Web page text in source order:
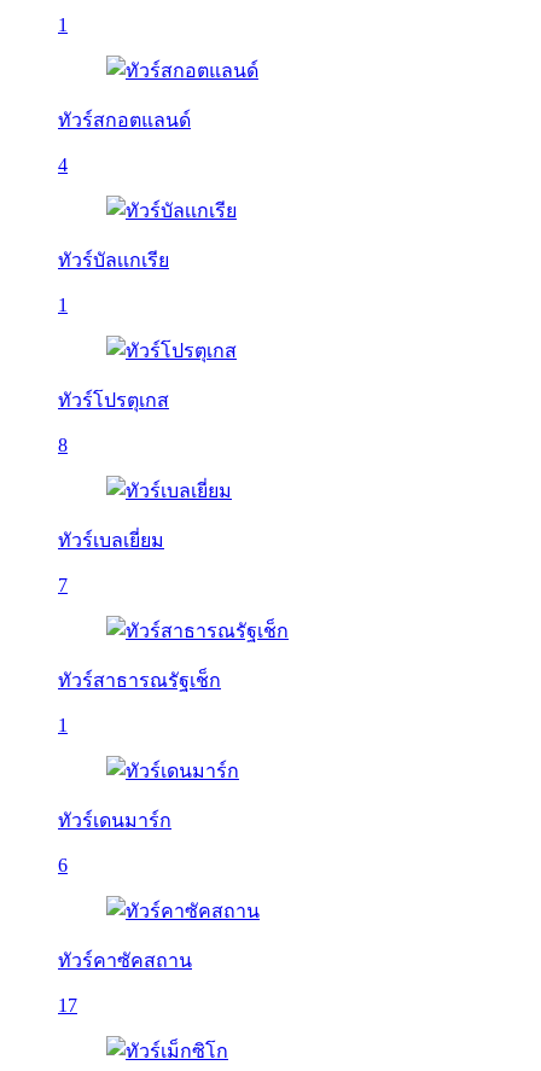
1
ทัวร์สกอตแลนด์
4
ทัวร์บัลเเกเรีย
1
ทัวร์โปรตุเกส
8
ทัวร์เบลเยี่ยม
7
ทัวร์สาธารณรัฐเช็ก
1
ทัวร์เดนมาร์ก
6
ทัวร์คาซัคสถาน
17